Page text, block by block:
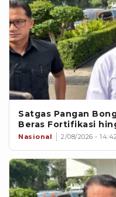
Satgas Pangan
Beras Fortifikasi
Nasional 2/08/2026 - 14:42